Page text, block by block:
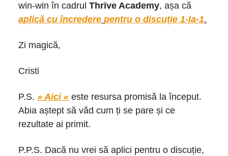
win-win în cadrul Thrive Academy, așa că
aplică cu încredere pentru o discuție 1-la-1.
Zi magică,
Cristi
P.S. » Aici « este resursa promisă la început.
Abia aștept să văd cum ți se pare și ce
rezultate ai primit.
P.P.S. Dacă nu vrei să aplici pentru o discuție,